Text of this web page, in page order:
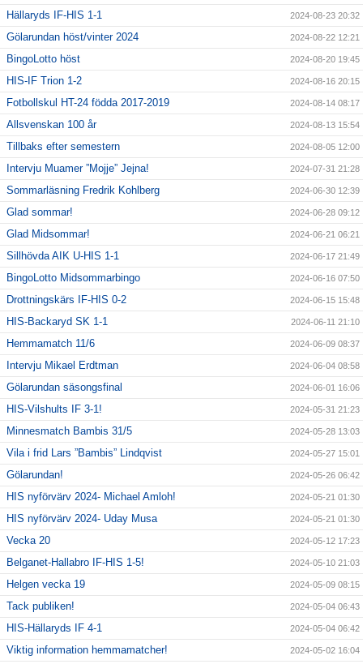
Hällaryds IF-HIS 1-1 2024-08-23 20:32
Gölarundan höst/vinter 2024 2024-08-22 12:21
BingoLotto höst 2024-08-20 19:45
HIS-IF Trion 1-2 2024-08-16 20:15
Fotbollskul HT-24 födda 2017-2019 2024-08-14 08:17
Allsvenskan 100 år 2024-08-13 15:54
Tillbaks efter semestern 2024-08-05 12:00
Intervju Muamer ”Mojje” Jejna! 2024-07-31 21:28
Sommarläsning Fredrik Kohlberg 2024-06-30 12:39
Glad sommar! 2024-06-28 09:12
Glad Midsommar! 2024-06-21 06:21
Sillhövda AIK U-HIS 1-1 2024-06-17 21:49
BingoLotto Midsommarbingo 2024-06-16 07:50
Drottningskärs IF-HIS 0-2 2024-06-15 15:48
HIS-Backaryd SK 1-1 2024-06-11 21:10
Hemmamatch 11/6 2024-06-09 08:37
Intervju Mikael Erdtman 2024-06-04 08:58
Gölarundan säsongsfinal 2024-06-01 16:06
HIS-Vilshults IF 3-1! 2024-05-31 21:23
Minnesmatch Bambis 31/5 2024-05-28 13:03
Vila i frid Lars ”Bambis” Lindqvist 2024-05-27 15:01
Gölarundan! 2024-05-26 06:42
HIS nyförvärv 2024- Michael Amloh! 2024-05-21 01:30
HIS nyförvärv 2024- Uday Musa 2024-05-21 01:30
Vecka 20 2024-05-12 17:23
Belganet-Hallabro IF-HIS 1-5! 2024-05-10 21:03
Helgen vecka 19 2024-05-09 08:15
Tack publiken! 2024-05-04 06:43
HIS-Hällaryds IF 4-1 2024-05-04 06:42
Viktig information hemmamatcher! 2024-05-02 16:04